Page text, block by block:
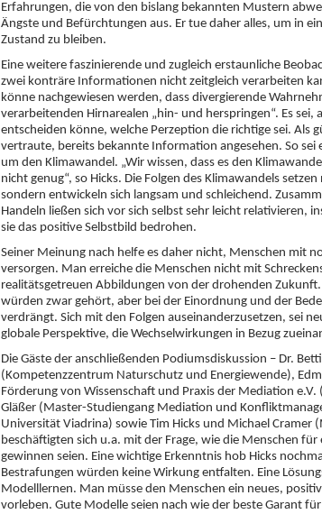
Erfahrungen, die von den bislang bekannten Mustern
Ängste und Befürchtungen aus. Er tue daher alles, um in
Zustand zu bleiben.
Eine weitere faszinierende und zugleich erstaunliche
zwei konträre Informationen nicht zeitgleich verarbeiten
könne nachgewiesen werden, dass divergierende
verarbeitenden Hirnarealen „hin- und herspringen“. Es sei,
entscheiden könne, welche Perzeption die richtige sei. Als
vertraute, bereits bekannte Information angesehen. So sei
um den Klimawandel. „Wir wissen, dass es den
nicht genug“, so Hicks. Die Folgen des Klimawandels
sondern entwickeln sich langsam und schleichend.
Handeln ließen sich vor sich selbst sehr leicht relativieren,
sie das positive Selbstbild bedrohen.
Seiner Meinung nach helfe es daher nicht, Menschen mit
versorgen. Man erreiche die Menschen nicht mit
realitätsgetreuen Abbildungen von der drohenden Zukunft.
würden zwar gehört, aber bei der Einordnung und der
verdrängt. Sich mit den Folgen auseinanderzusetzen, sei
globale Perspektive, die Wechselwirkungen in Bezug
Die Gäste der anschließenden Podiumsdiskussion – Dr.
(Kompetenzzentrum Naturschutz und Energiewende),
Förderung von Wissenschaft und Praxis der Mediation e.V.
Gläßer (Master-Studiengang Mediation und
Universität Viadrina) sowie Tim Hicks und Michael Cramer
beschäftigten sich u.a. mit der Frage, wie die Menschen für
gewinnen seien. Eine wichtige Erkenntnis hob Hicks
Bestrafungen würden keine Wirkung entfalten. Eine
Modelllernen. Man müsse den Menschen ein neues,
vorleben. Gute Modelle seien nach wie der beste Garant